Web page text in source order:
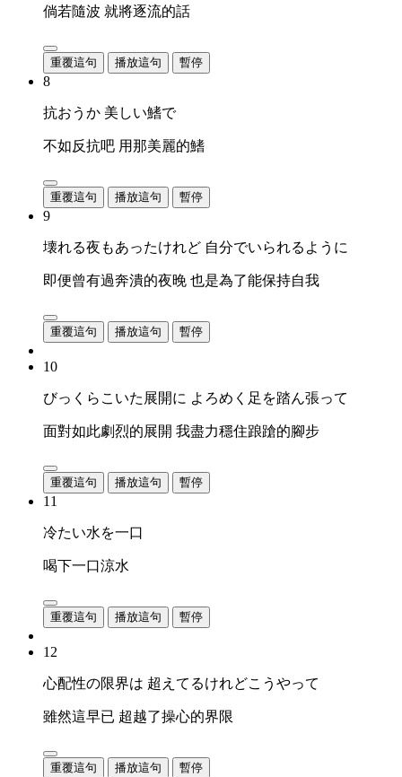
倘若隨波 就將逐流的話
重覆這句 播放這句 暫停
8
抗おうか 美しい鰭で
不如反抗吧 用那美麗的鰭
重覆這句 播放這句 暫停
9
壊れる夜もあったけれど 自分でいられるように
即便曾有過奔潰的夜晚 也是為了能保持自我
重覆這句 播放這句 暫停
10
びっくらこいた展開に よろめく足を踏ん張って
面對如此劇烈的展開 我盡力穩住踉蹌的腳步
重覆這句 播放這句 暫停
11
冷たい水を一口
喝下一口涼水
重覆這句 播放這句 暫停
12
心配性の限界は 超えてるけれどこうやって
雖然這早已 超越了操心的界限
重覆這句 播放這句 暫停